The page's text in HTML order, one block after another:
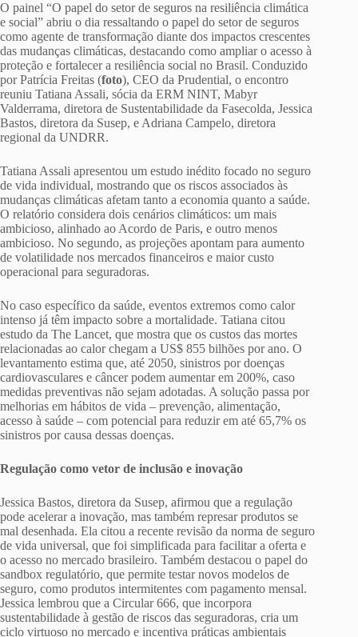
O painel “O papel do setor de seguros na resiliência climática
e social” abriu o dia ressaltando o papel do setor de seguros
como agente de transformação diante dos impactos crescentes
das mudanças climáticas, destacando como ampliar o acesso à
proteção e fortalecer a resiliência social no Brasil. Conduzido
por Patrícia Freitas (foto), CEO da Prudential, o encontro
reuniu Tatiana Assali, sócia da ERM NINT, Mabyr
Valderrama, diretora de Sustentabilidade da Fasecolda, Jessica
Bastos, diretora da Susep, e Adriana Campelo, diretora
regional da UNDRR.
Tatiana Assali apresentou um estudo inédito focado no seguro
de vida individual, mostrando que os riscos associados às
mudanças climáticas afetam tanto a economia quanto a saúde.
O relatório considera dois cenários climáticos: um mais
ambicioso, alinhado ao Acordo de Paris, e outro menos
ambicioso. No segundo, as projeções apontam para aumento
de volatilidade nos mercados financeiros e maior custo
operacional para seguradoras.
No caso específico da saúde, eventos extremos como calor
intenso já têm impacto sobre a mortalidade. Tatiana citou
estudo da The Lancet, que mostra que os custos das mortes
relacionadas ao calor chegam a US$ 855 bilhões por ano. O
levantamento estima que, até 2050, sinistros por doenças
cardiovasculares e câncer podem aumentar em 200%, caso
medidas preventivas não sejam adotadas. A solução passa por
melhorias em hábitos de vida – prevenção, alimentação,
acesso à saúde – com potencial para reduzir em até 65,7% os
sinistros por causa dessas doenças.
Regulação como vetor de inclusão e inovação
Jessica Bastos, diretora da Susep, afirmou que a regulação
pode acelerar a inovação, mas também represar produtos se
mal desenhada. Ela citou a recente revisão da norma de seguro
de vida universal, que foi simplificada para facilitar a oferta e
o acesso no mercado brasileiro. Também destacou o papel do
sandbox regulatório, que permite testar novos modelos de
seguro, como produtos intermitentes com pagamento mensal.
Jessica lembrou que a Circular 666, que incorpora
sustentabilidade à gestão de riscos das seguradoras, cria um
ciclo virtuoso no mercado e incentiva práticas ambientais